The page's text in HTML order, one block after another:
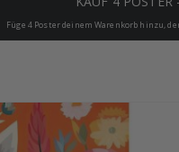
Füge 4 Poster deinem Warenkorb hinzu,
leiden ✔